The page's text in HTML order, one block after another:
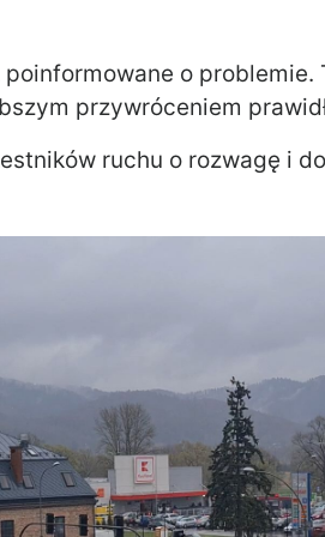
poinformowane o
przywróceniem
ruchu o rozwagę i